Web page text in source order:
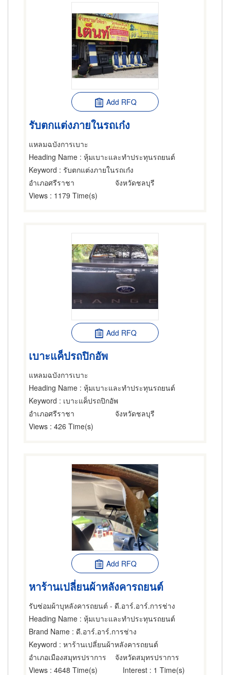
Add RFQ
รับตกแต่งภายในรถเก๋ง
แหลมฉบังการเบาะ
Heading Name : หุ้มเบาะและทำประทุนรถยนต์
Keyword : รับตกแต่งภายในรถเก๋ง
อำเภอศรีราชา
จังหวัดชลบุรี
Views : 1179 Time(s)
Add RFQ
เบาะแค็ปรถปิกอัพ
แหลมฉบังการเบาะ
Heading Name : หุ้มเบาะและทำประทุนรถยนต์
Keyword : เบาะแค็ปรถปิกอัพ
อำเภอศรีราชา
จังหวัดชลบุรี
Views : 426 Time(s)
Add RFQ
หาร้านเปลี่ยนผ้าหลังคารถยนต์
รับซ่อมผ้าบุหลังคารถยนต์ - ดี.อาร์.อาร์.การช่าง
Heading Name : หุ้มเบาะและทำประทุนรถยนต์
Brand Name : ดี.อาร์.อาร์.การช่าง
Keyword : หาร้านเปลี่ยนผ้าหลังคารถยนต์
อำเภอเมืองสมุทรปราการ
จังหวัดสมุทรปราการ
Views : 4648 Time(s) Interest : 1 Time(s)